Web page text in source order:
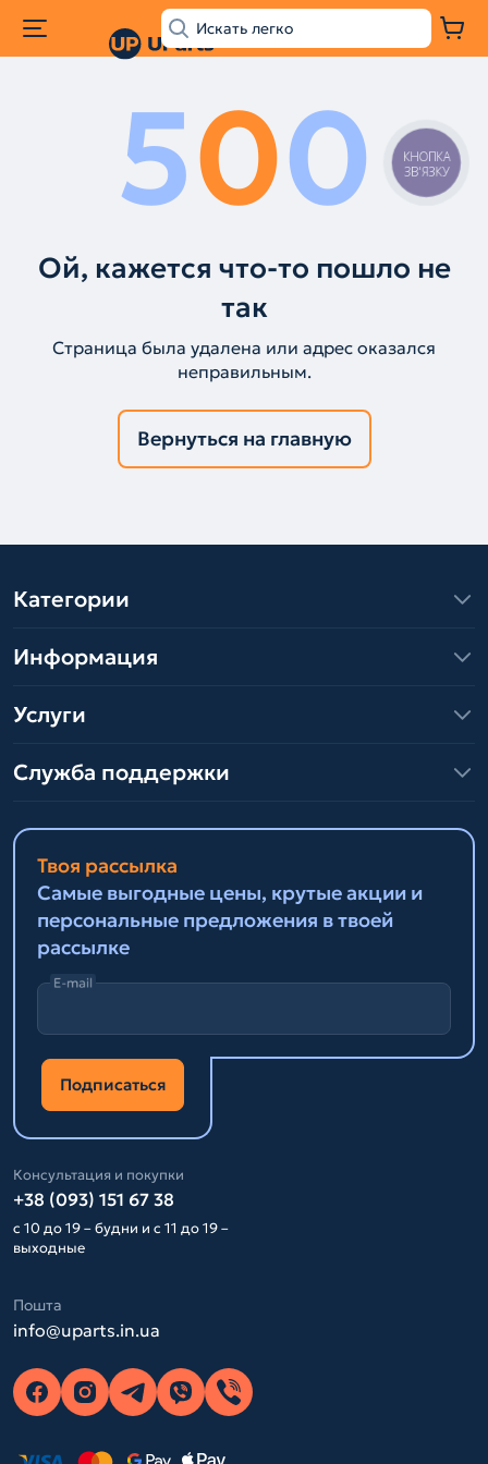
500
Ой, кажется что-то пошло не
так
Страница была удалена или адрес оказался
неправильным.
Вернуться на главную
Категории
Информация
Услуги
Служба поддержки
Твоя рассылка
Самые выгодные цены, крутые акции и
персональные предложения в твоей
рассылке
E-mail
Подписаться
Консультация и покупки
+38 (093) 151 67 38
с 10 до 19 – будни и с 11 до 19 –
выходные
Пошта
info@uparts.in.ua
КНОПКА
ЗВ'ЯЗКУ